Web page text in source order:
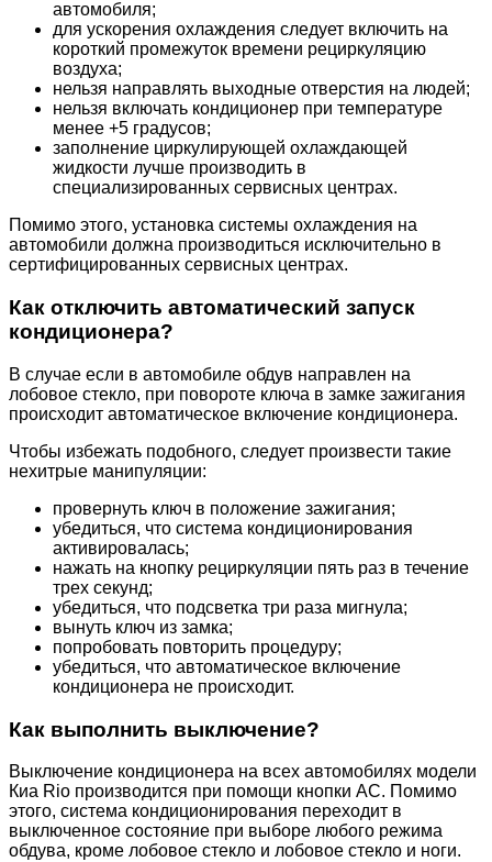
автомобиля;
для ускорения охлаждения следует включить на
короткий промежуток времени рециркуляцию
воздуха;
нельзя направлять выходные отверстия на людей;
нельзя включать кондиционер при температуре
менее +5 градусов;
заполнение циркулирующей охлаждающей
жидкости лучше производить в
специализированных сервисных центрах.
Помимо этого, установка системы охлаждения на
автомобили должна производиться исключительно в
сертифицированных сервисных центрах.
Как отключить автоматический запуск
кондиционера?
В случае если в автомобиле обдув направлен на
лобовое стекло, при повороте ключа в замке зажигания
происходит автоматическое включение кондиционера.
Чтобы избежать подобного, следует произвести такие
нехитрые манипуляции:
провернуть ключ в положение зажигания;
убедиться, что система кондиционирования
активировалась;
нажать на кнопку рециркуляции пять раз в течение
трех секунд;
убедиться, что подсветка три раза мигнула;
вынуть ключ из замка;
попробовать повторить процедуру;
убедиться, что автоматическое включение
кондиционера не происходит.
Как выполнить выключение?
Выключение кондиционера на всех автомобилях модели
Киа Rio производится при помощи кнопки АС. Помимо
этого, система кондиционирования переходит в
выключенное состояние при выборе любого режима
обдува, кроме лобовое стекло и лобовое стекло и ноги.